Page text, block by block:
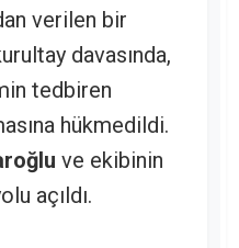
verilen bir
davasında,
tedbiren
hükmedildi.
ve ekibinin
açıldı.